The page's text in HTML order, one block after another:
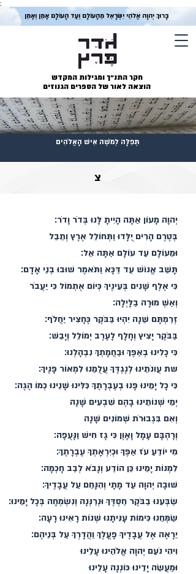
;
בָּרוּךְ יְהוָה אֱלֹהֵי יִשְׂרָאֵל מֵהָעוֹלָם וְעַד הָעוֹלָם אָמֵן וְאָמֵן
חקר התנ״ך ומגילות המקדש
הוצאה לאור של הספרים הגנוזים
תְּפִלָּה לְמֹשֶׁה אִישׁ הָאֱלֹהִים
צ
יְהוָה מָעוֹן אַתָּה הָיִיתָ לָּנוּ בְּדֹר וָדֹר׃
בְּטֶרֶם הָרִים יֻלָּדוּ וַתְּחוֹלֵל אֶרֶץ וְתֵבֵל
וּמֵעוֹלָם עַד עוֹלָם אַתָּה אֵל׃
תָּשֵׁב אֱנוֹשׁ עַד דַּכָּא וַתֹּאמֶר שׁוּבוּ בְנֵי אָדָם׃
כִּי אֶלֶף שָׁנִים בְּעֵינֶיךָ כְּיוֹם אֶתְמוֹל כִּי יַעֲבֹר
וְאַשְׁ מוּרָה בַלָּיְלָה׃
זְרַמְתָּם שֵׁנָה יִהְיוּ בַּבֹּקֶר כֶּחָצִיר יַחֲלֹף׃
בַּבֹּקֶר יָצִיץ וְחָלָף לָעֶרֶב יְמוֹלֵל וְיָבֵשׁ׃
כִּי כָלִינוּ בְאַפֶּךָ וּבַחֲמָתְךָ נִבְהָלְנוּ׃
שת עֲונֹתֵינוּ לְנֶגְדֶּךָ עֲלֻמֵנוּ לִמְאוֹר פָּנֶיךָ׃
כִּי כָל יָמֵינוּ פָּנוּ בְעֶבְרָתֶךָ כִּלִּינוּ שָׁנֵינוּ כְמוֹ הֶגֶה׃
יְמֵי שְׁנוֹתֵינוּ בָהֶם שִׁבְעִים שָׁנָה
וְאִם בִּגְבוּרֹת שְׁמוֹנִים שָׁנָה
וְרָהְבָּם עָמָל וָאָוֶן כִּי גָז חִישׁ וַנָּעֻפָה׃
מִי יוֹדֵעַ עֹז אַפֶּךָ וּכְיִרְאָתְךָ עֶבְרָתֶךָ׃
לִמְנוֹת יָמֵינוּ כֵּן הוֹדַע וְנָבֹא לְבַב חָכְמָה׃
שׁוּבָה יְהוָה עַד מָתָי וְהִנָּחֵם עַל עֲבָדֶיךָ׃
שַׂבְּעֵנוּ בַבֹּקֶר חַסְדֶּךָ וּנְרַנְּנָה וְנִשְׂמְחָה בְּכָל יָמֵינוּ׃
שַׂמְּחֵנוּ כִּימוֹת עָנִּיתָנוּ שְׁנוֹת רָאִינוּ רָעָה׃
יֵרָאֶה אֶל עֲבָדֶיךָ פָעֳלֶךָ וַהֲדָרְךָ עַל בְּנֵיהֶם׃
וִיהִי נֹעַם יְהוָה אֱלֹהֵינוּ עָלֵינוּ
וּמַעֲשֵׂה יָדֵינוּ כּוֹנְנָה עָלֵינוּ